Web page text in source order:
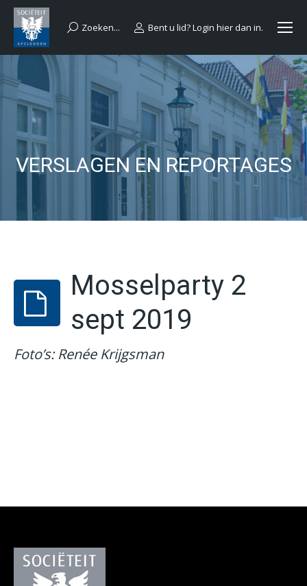
Search:
Zoeken... Bent u lid? Login hier dan in.
VERSLAGEN EN REPORTAGES
Mosselparty 2
sept 2019
Foto’s: Renée Krijgsman